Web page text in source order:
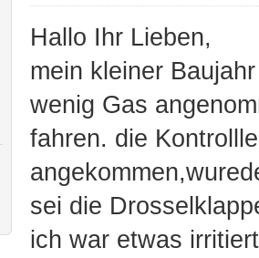
Hallo Ihr Lieben,
mein kleiner
wenig Gas
fahren. die
sei die
ich war etwas